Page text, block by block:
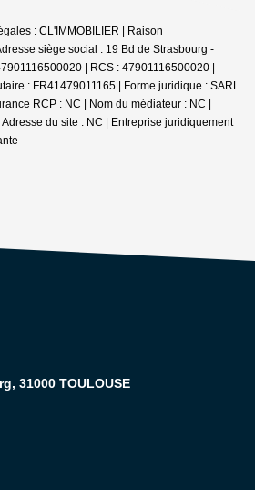
: CL'IMMOBILIER | Raison
siège social : 19 Bd de Strasbourg -
| RCS : 47901116500020 |
: FR41479011165 | Forme juridique : SARL
RCP : NC | Nom du médiateur : NC |
du site : NC | Entreprise juridiquement
31000 TOULOUSE